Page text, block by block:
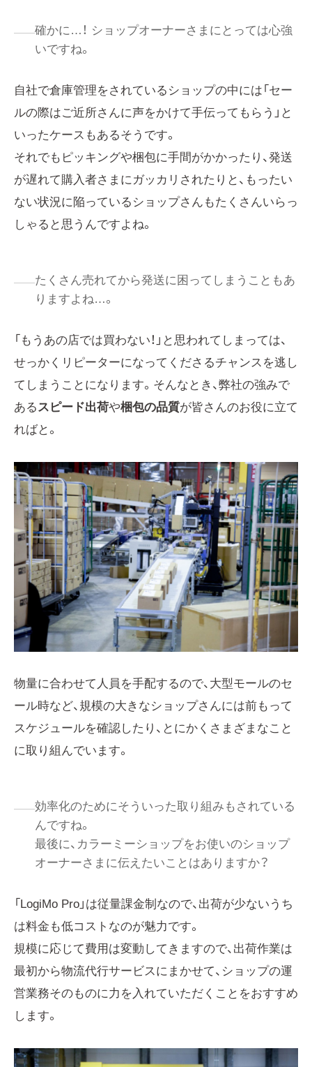
確かに…！ ショップオーナーさまにとっては心強
いですね。
自社で倉庫管理をされているショップの中には「セー
ルの際はご近所さんに声をかけて手伝ってもらう」と
いったケースもあるそうです。
それでもピッキングや梱包に手間がかかったり、発送
が遅れて購入者さまにガッカリされたりと、もったい
ない状況に陥っているショップさんもたくさんいらっ
しゃると思うんですよね。
たくさん売れてから発送に困ってしまうこともあ
りますよね…。
「もうあの店では買わない！」と思われてしまっては、
せっかくリピーターになってくださるチャンスを逃し
てしまうことになります。そんなとき、弊社の強みで
あるスピード出荷や梱包の品質が皆さんのお役に立て
ればと。
物量に合わせて人員を手配するので、大型モールのセ
ール時など、規模の大きなショップさんには前もって
スケジュールを確認したり、とにかくさまざまなこと
に取り組んでいます。
効率化のためにそういった取り組みもされている
んですね。
最後に、カラーミーショップをお使いのショップ
オーナーさまに伝えたいことはありますか？
「LogiMo Pro」は従量課金制なので、出荷が少ないうち
は料金も低コストなのが魅力です。
規模に応じて費用は変動してきますので、出荷作業は
最初から物流代行サービスにまかせて、ショップの運
営業務そのものに力を入れていただくことをおすすめ
します。